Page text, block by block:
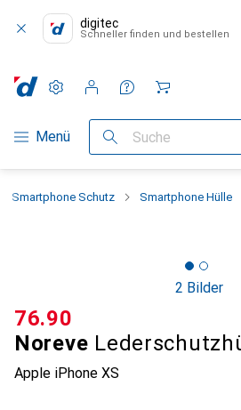
digitec
Schneller finden und bestellen
Navigation nach Kategorien
Menü Suche
Einstellungen
Kundenkonto
Vergleichslisten
Merklisten
Warenkorb
Smartphone Schutz Smartphone Hülle
2 Bilder
Noreve
Apple iPhone XS
CHF
76.90